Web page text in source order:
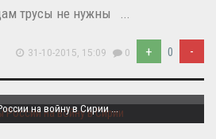
трусы не нужны ...
31-10-2015, 15:09 0 + 0 -
на войну в Сирии ...